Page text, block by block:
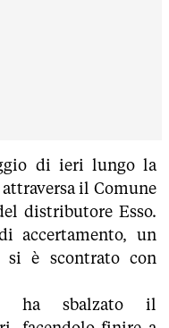
di ieri lungo la
il Comune
distributore Esso.
accertamento, un
è scontrato con
ha sbalzato il